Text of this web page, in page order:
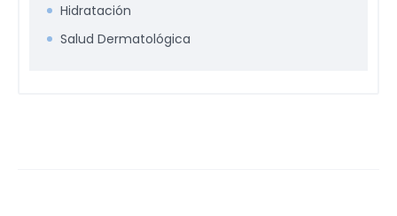
Hidratación
Salud Dermatológica